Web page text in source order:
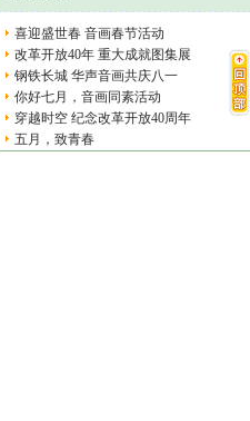
喜迎盛世春 音画春节活动
改革开放40年 重大成就图集展
钢铁长城 华声音画共庆八一
你好七月，音画同素活动
穿越时空 纪念改革开放40周年
五月，致青春